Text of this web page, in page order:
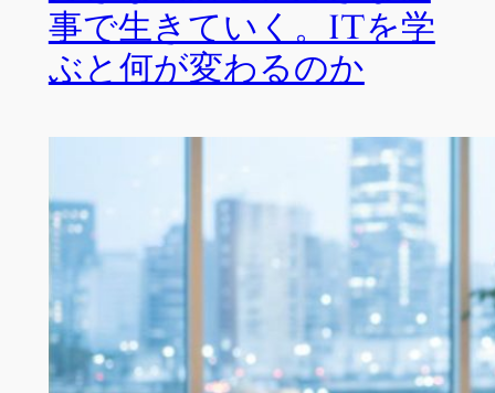
事で生きていく。ITを学
ぶと何が変わるのか